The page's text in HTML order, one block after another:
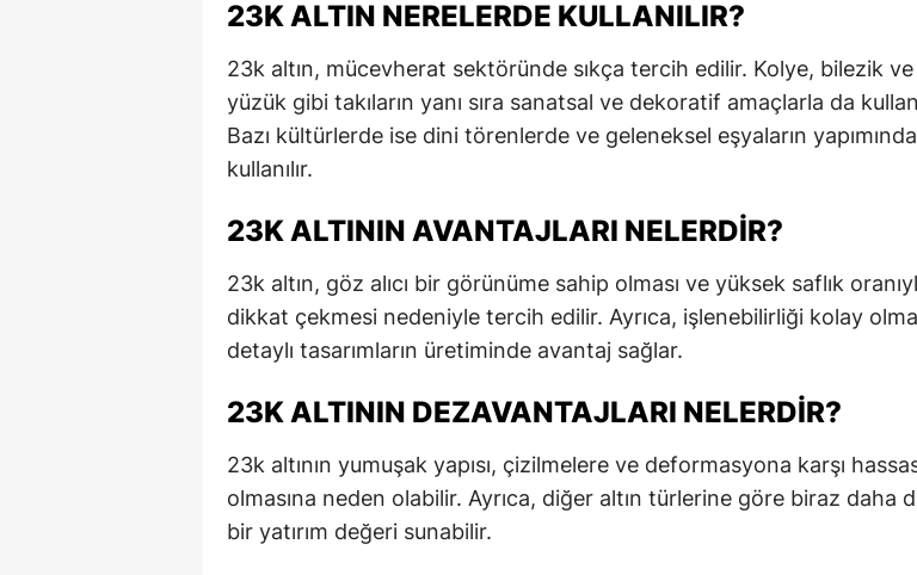
23K ALTIN NERELERDE KULLANILIR?
23k altın, mücevherat sektöründe sıkça tercih edilir. Kolye, bilezik ve
yüzük gibi takıların yanı sıra sanatsal ve dekoratif amaçlarla da
Bazı kültürlerde ise dini törenlerde ve geleneksel eşyaların yapımında
kullanılır.
23K ALTININ AVANTAJLARI NELERDIR?
23k altın, göz alıcı bir görünüme sahip olması ve yüksek saflık
dikkat çekmesi nedeniyle tercih edilir. Ayrıca, işlenebilirliği kolay
detaylı tasarımların üretiminde avantaj sağlar.
23K ALTININ DEZAVANTAJLARI NELERDIR?
23k altının yumuşak yapısı, çizilmelere ve deformasyona karşı
olmasına neden olabilir. Ayrıca, diğer altın türlerine göre biraz daha
bir yatırım değeri sunabilir.